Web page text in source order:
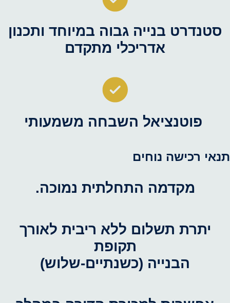
סטנדרט בנייה גבוה במיוחד ותכנון
אדריכלי מתקדם
פוטנציאל השבחה משמעותי
תנאי רכישה נוחים
מקדמה התחלתית נמוכה.
יתרת תשלום ללא ריבית לאורך
תקופת
הבנייה (כשנתיים-שלוש)